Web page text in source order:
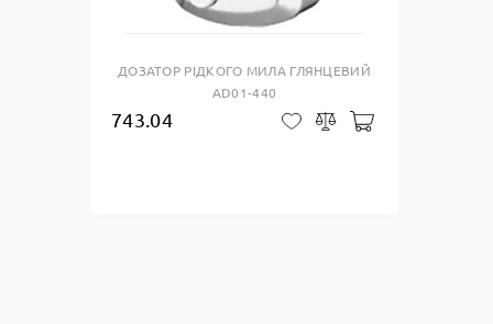
ДОЗАТОР РІДКОГО МИЛА ГЛЯНЦЕВИЙ
AD01-440
743.04 В закладки
Сравнить